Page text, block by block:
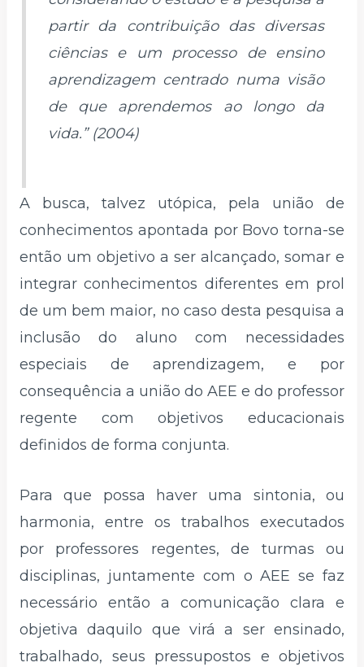
partir da contribuição das diversas
ciências e um processo de ensino
aprendizagem centrado numa visão
de que aprendemos ao longo da
vida.” (2004)
A busca, talvez utópica, pela união de
conhecimentos apontada por Bovo torna-se
então um objetivo a ser alcançado, somar e
integrar conhecimentos diferentes em prol
de um bem maior, no caso desta pesquisa a
inclusão do aluno com necessidades
especiais de aprendizagem, e por
consequência a união do AEE e do professor
regente com objetivos educacionais
definidos de forma conjunta.
Para que possa haver uma sintonia, ou
harmonia, entre os trabalhos executados
por professores regentes, de turmas ou
disciplinas, juntamente com o AEE se faz
necessário então a comunicação clara e
objetiva daquilo que virá a ser ensinado,
trabalhado, seus pressupostos e objetivos